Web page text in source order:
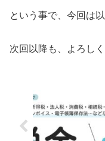
という事で、今回は
次回以降も、よろし